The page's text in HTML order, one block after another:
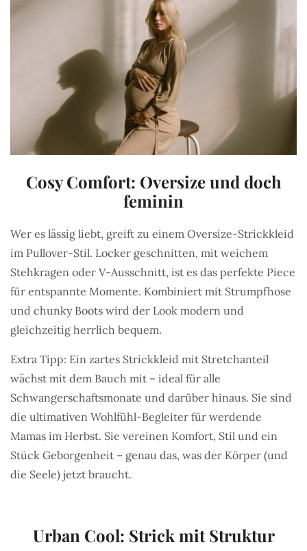
Cosy Comfort: Oversize und doch
feminin
Wer es lässig liebt, greift zu einem Oversize-Strickkleid
im Pullover-Stil. Locker geschnitten, mit weichem
Stehkragen oder V-Ausschnitt, ist es das perfekte Piece
für entspannte Momente. Kombiniert mit Strumpfhose
und chunky Boots wird der Look modern und
gleichzeitig herrlich bequem.
Extra Tipp: Ein zartes Strickkleid mit Stretchanteil
wächst mit dem Bauch mit – ideal für alle
Schwangerschaftsmonate und darüber hinaus. Sie sind
die ultimativen Wohlfühl-Begleiter für werdende
Mamas im Herbst. Sie vereinen Komfort, Stil und ein
Stück Geborgenheit – genau das, was der Körper (und
die Seele) jetzt braucht.
Urban Cool: Strick mit Struktur